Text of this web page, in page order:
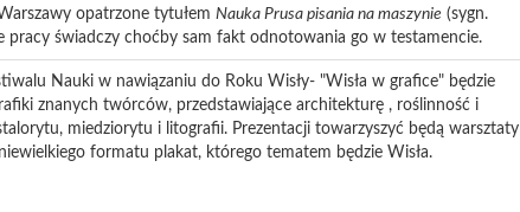
opatrzone tytułem Nauka Prusa pisania na maszynie (sygn.
pracy świadczy choćby sam fakt odnotowania go w testamencie.
Nauki w nawiązaniu do Roku Wisły- "Wisła w grafice" będzie
znanych twórców, przedstawiające architekturę , roślinność i
miedziorytu i litografii. Prezentacji towarzyszyć będą warsztaty
formatu plakat, którego tematem będzie Wisła.